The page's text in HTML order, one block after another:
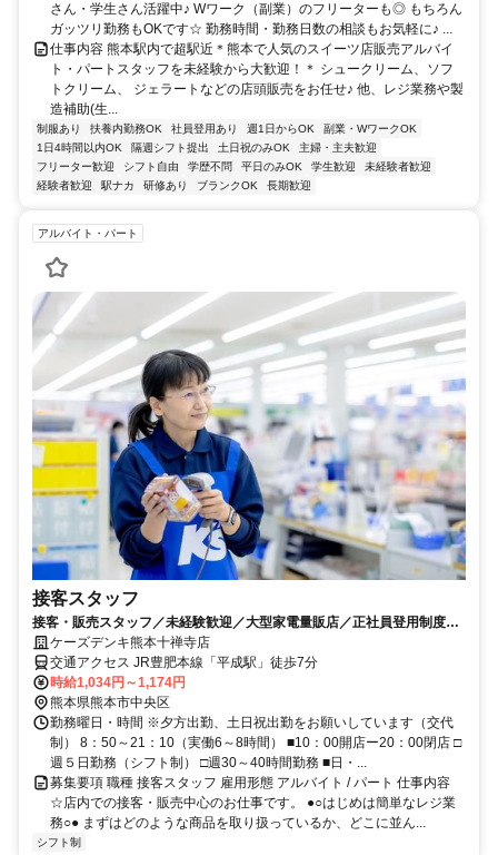
さん・学生さん活躍中♪ Wワーク（副業）のフリーターも◎ もちろん
ガッツリ勤務もOKです☆ 勤務時間・勤務日数の相談もお気軽に♪ ...
仕事内容 熊本駅内で超駅近＊熊本で人気のスイーツ店販売アルバイ
ト・パートスタッフを未経験から大歓迎！＊ シュークリーム、ソフ
トクリーム、 ジェラートなどの店頭販売をお任せ♪ 他、レジ業務や製
造補助(生...
制服あり 扶養内勤務OK 社員登用あり 週1日からOK
副業・WワークOK
1日4時間以内OK
隔週シフト提出 土日祝のみOK
主婦・主夫歓迎
フリーター歓迎
シフト自由 学歴不問 平日のみOK 学生歓迎
未経験者歓迎
経験者歓迎
駅ナカ 研修あり ブランクOK 長期歓迎
アルバイト・パート
接客スタッフ
接客・販売スタッフ／未経験歓迎／大型家電量販店／正社員登用制度あ
り／社割あり
ケーズデンキ熊本十禅寺店
交通アクセス JR豊肥本線「平成駅」徒歩7分
時給1,034円～1,174円
熊本県熊本市中央区
勤務曜日・時間 ※夕方出勤、土日祝出勤をお願いしています（交代
制） 8：50～21：10（実働6～8時間） ■10：00開店ー20：00閉店 □
週５日勤務（シフト制） □週30～40時間勤務 ■日・...
募集要項 職種 接客スタッフ 雇用形態 アルバイト / パート 仕事内容
☆店内での接客・販売中心のお仕事です。 ●○はじめは簡単なレジ業
務○● まずはどのような商品を取り扱っているか、どこに並ん...
シフト制